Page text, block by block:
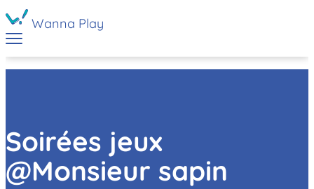
Wanna Play
Soirées jeux
@Monsieur sapin